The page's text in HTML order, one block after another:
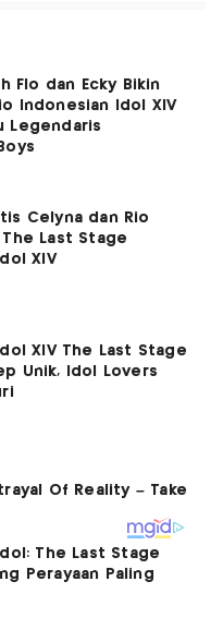
Flo dan Ecky Bikin
Indonesian Idol XIV
Legendaris
Celyna dan Rio
Last Stage
XIV
XIV The Last Stage
Unik, Idol Lovers
The Last Stage
Perayaan Paling